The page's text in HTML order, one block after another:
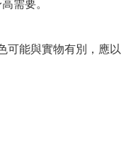
需要。
可能與實物有別，應以